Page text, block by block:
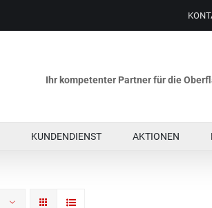
Ihr kompetenter Partner für die
KUNDENDIENST AKTIONEN